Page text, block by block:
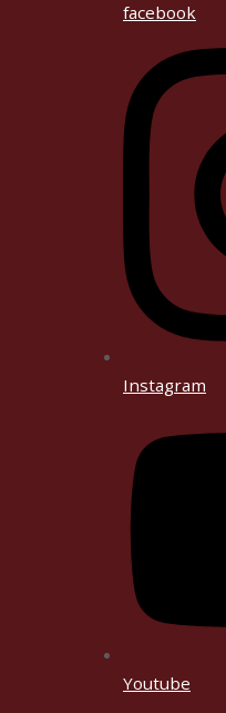
facebook
Instagram
Youtube